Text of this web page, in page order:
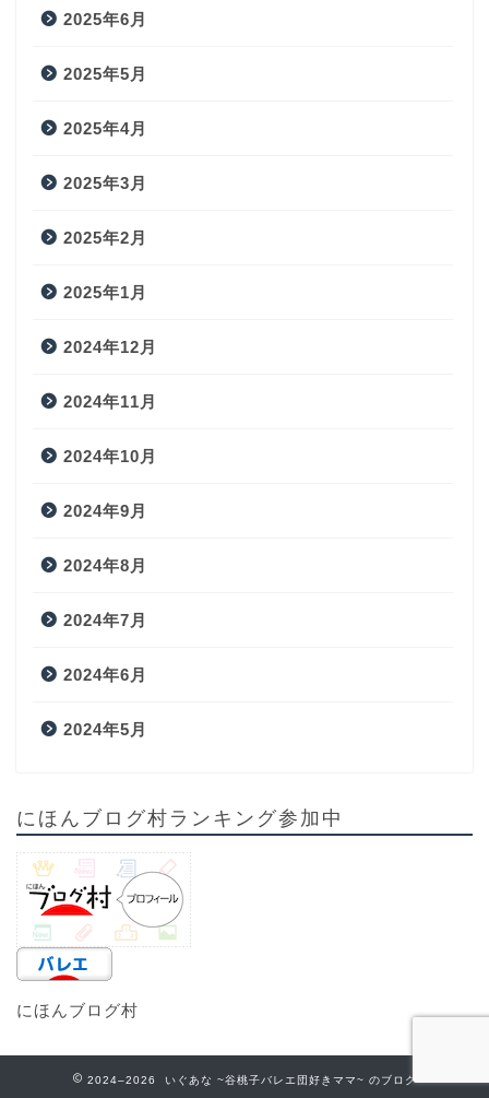
2025年6月
2025年5月
2025年4月
2025年3月
2025年2月
2025年1月
2024年12月
2024年11月
2024年10月
2024年9月
2024年8月
2024年7月
2024年6月
2024年5月
にほんブログ村ランキング参加中
にほんブログ村
2024–2026 いぐあな ~谷桃子バレエ団好きママ~ のブログ